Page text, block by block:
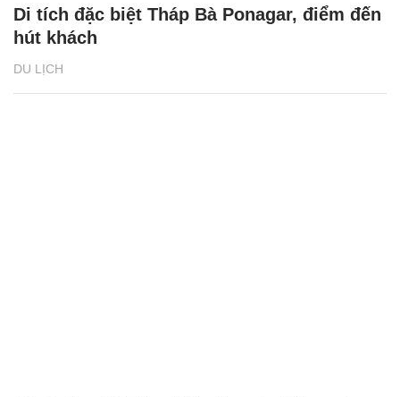
DU LỊCH
Di tích đặc biệt Tháp Bà Ponagar, điểm đến
hút khách